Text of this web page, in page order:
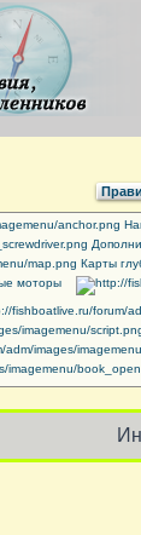
Карты
моторы